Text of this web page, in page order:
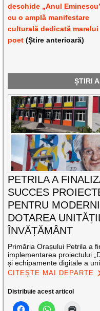
deschide „Anul
cu o amplă manifestare
culturală dedicată marelui
poet (Știre anterioară)
ȘTIRI
PETRILA A
SUCCES
PENTRU
DOTAREA
ÎNVĂȚĂMÂNT
Primăria Orașului Petrila a
implementarea proiectului
și echipamente digitale a
CITEȘTE MAI DEPARTE
Distribuie acest articol